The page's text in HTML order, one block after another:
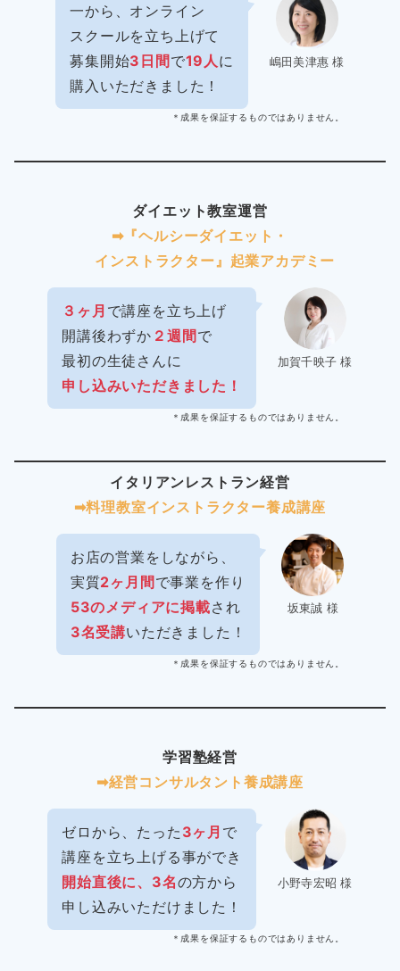
嶋田美津惠 様
一から、オンライン
スクールを立ち上げて
募集開始3日間で19人 に
購入いただきました！
＊成果を保証するものではありません。
ダイエット教室運営
➡︎『ヘルシーダイエット・
インストラクター』起業アカデミー
加賀千映子 様
３ヶ月 で講座を立ち上げ
開講後わずか ２週間で
最初の生徒さんに
申し込みいただきました！
＊成果を保証するものではありません。
イタリアンレストラン経営
➡︎料理教室インストラクター養成講座
坂東誠 様
お店の営業をしながら、
実質2ヶ月間で事業を作り
53のメディアに掲載され
3名受講いただきました！
＊成果を保証するものではありません。
学習塾経営
➡︎経営コンサルタント養成講座
小野寺宏昭 様
ゼロから、たった 3ヶ月 で
講座を立ち上げる事ができ
開始直後に、3名の方から
申し込みいただけました！
＊成果を保証するものではありません。